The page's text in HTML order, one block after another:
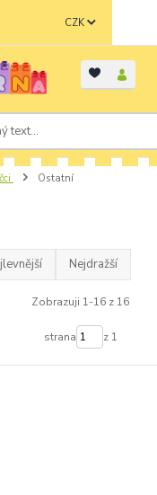
CZK
Ostatní
Nejdražší
Zobrazuji 1-16 z 16
strana z 1